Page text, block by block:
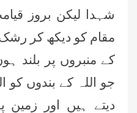
شہدا لیکن بروز
مقام کو دیکھ کر
کے منبروں پر بلند
جو اللہ کے بندوں کو
دیتے ہیں اور زمین